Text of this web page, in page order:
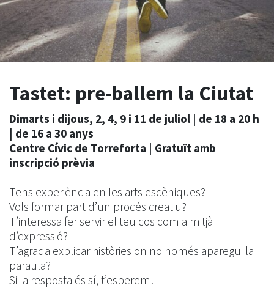
Tastet: pre-ballem la Ciutat
Dimarts i dijous, 2, 4, 9 i 11 de juliol | de 18 a 20 h
| de 16 a 30 anys
Centre Cívic de Torreforta | Gratuït amb
inscripció prèvia
Tens experiència en les arts escèniques?
Vols formar part d’un procés creatiu?
T’interessa fer servir el teu cos com a mitjà
d’expressió?
T’agrada explicar històries on no només aparegui la
paraula?
Si la resposta és sí, t’esperem!